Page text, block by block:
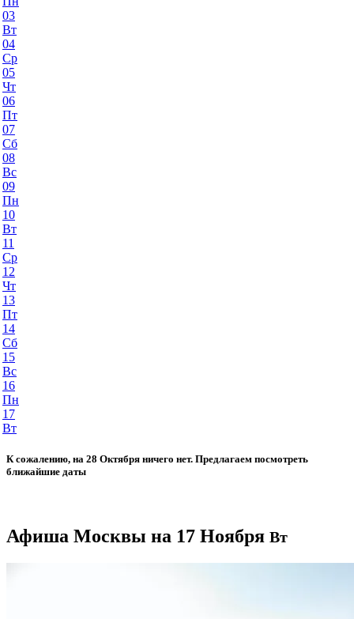
03
Вт
04
Ср
05
Чт
06
Пт
07
Сб
08
Вс
09
Пн
10
Вт
11
Ср
12
Чт
13
Пт
14
Сб
15
Вс
16
Пн
17
Вт
К сожалению, на 28 Октября ничего нет. Предлагаем посмотреть
ближайшие даты
Афиша Москвы на 17 Ноября Вт